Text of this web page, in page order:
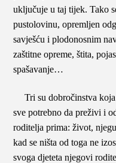
uključuje u taj tijek. Tako
pustolovinu, opremljen
savješću i plodonosnim
zaštitne opreme, štita,
spašavanje…
Tri su dobročinstva
sve potrebno da preživi i
roditelja prima: život,
kad se ništa od toga ne
svoga djeteta njegovi